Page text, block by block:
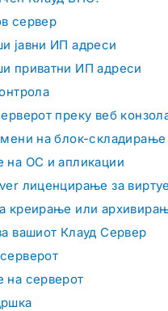
сервер
јавни ИП адреси
приватни ИП адреси
преку веб
на блок-
на ОС и апликации
лиценцирање за
креирање или
вашиот Клауд Сервер
на серверот